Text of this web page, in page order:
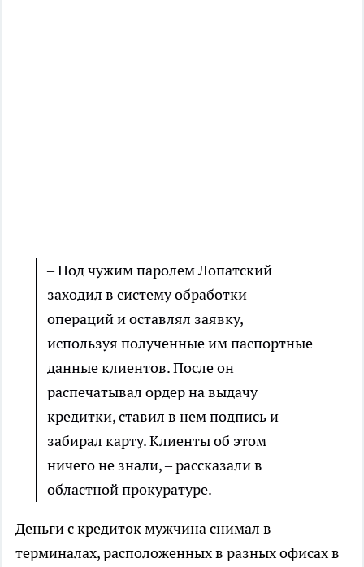
– Под чужим паролем Лопатский
заходил в систему обработки
операций и оставлял заявку,
используя полученные им паспортные
данные клиентов. После он
распечатывал ордер на выдачу
кредитки, ставил в нем подпись и
забирал карту. Клиенты об этом
ничего не знали, – рассказали в
областной прокуратуре.
Деньги с кредиток мужчина снимал в
терминалах, расположенных в разных офисах в